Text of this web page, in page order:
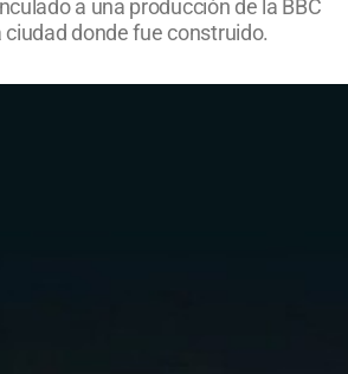
a una producción de la BBC
ciudad donde fue construido.